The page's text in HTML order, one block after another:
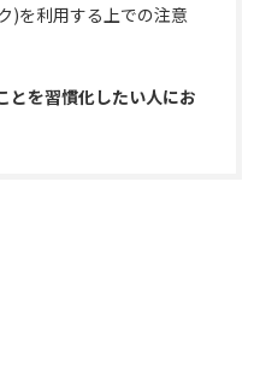
)を利用する上での注意
を習慣化したい人にお